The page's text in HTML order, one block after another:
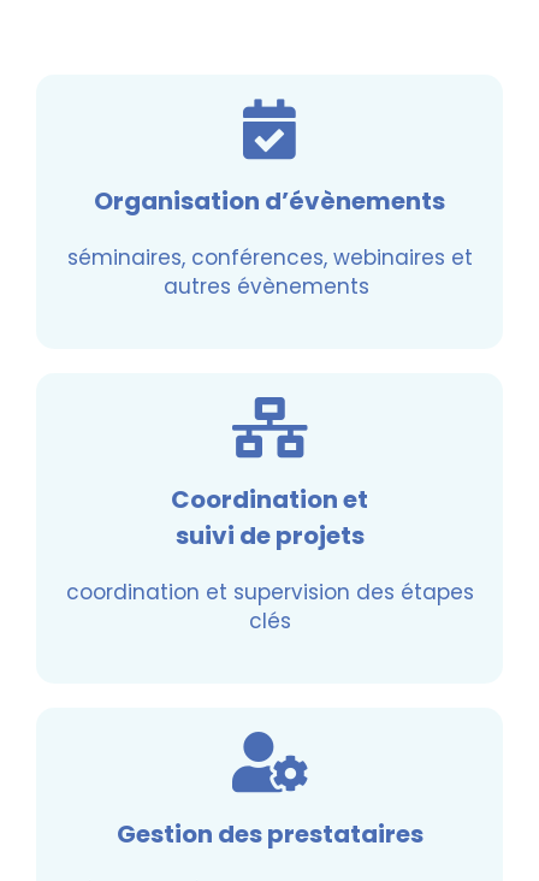
Organisation d’évènements
séminaires, conférences, webinaires et
autres évènements
Coordination et
suivi de projets
coordination et supervision des étapes
clés
Gestion des prestataires